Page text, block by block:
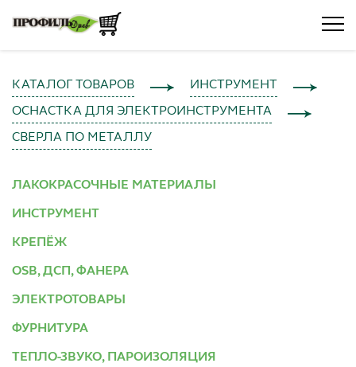
КАТАЛОГ ТОВАРОВ ИНСТРУМЕНТ
ОСНАСТКА ДЛЯ ЭЛЕКТРОИНСТРУМЕНТА
СВЕРЛА ПО МЕТАЛЛУ
ЛАКОКРАСОЧНЫЕ МАТЕРИАЛЫ
ИНСТРУМЕНТ
КРЕПЁЖ
OSB, ДСП, ФАНЕРА
ЭЛЕКТРОТОВАРЫ
ФУРНИТУРА
ТЕПЛО-ЗВУКО, ПАРОИЗОЛЯЦИЯ